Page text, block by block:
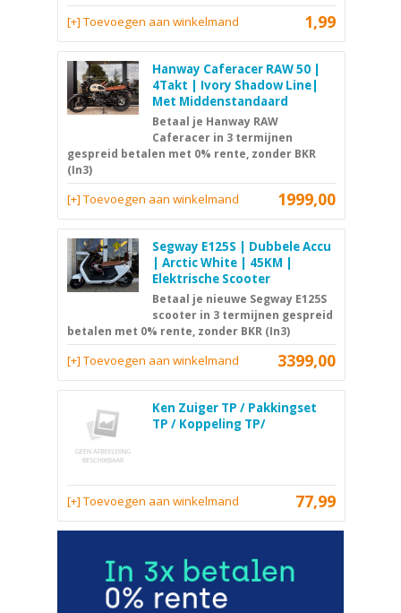
1,99
[+] Toevoegen aan winkelmand
Hanway Caferacer RAW 50 |
4Takt | Ivory Shadow Line|
Met Middenstandaard
Betaal je Hanway RAW
Caferacer in 3 termijnen
gespreid betalen met 0% rente, zonder BKR
(In3)
1999,00
[+] Toevoegen aan winkelmand
Segway E125S | Dubbele Accu
| Arctic White | 45KM |
Elektrische Scooter
Betaal je nieuwe Segway E125S
scooter in 3 termijnen gespreid
betalen met 0% rente, zonder BKR (In3)
3399,00
[+] Toevoegen aan winkelmand
Ken Zuiger TP / Pakkingset
TP / Koppeling TP/
77,99
[+] Toevoegen aan winkelmand